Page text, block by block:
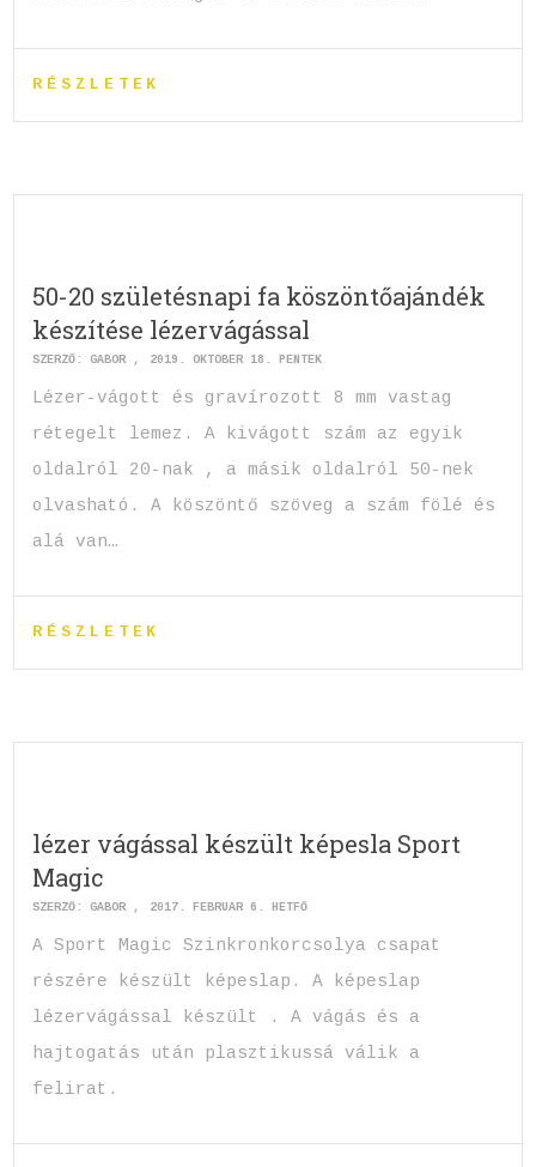
RÉSZLETEK
50-20 születésnapi fa köszöntőajándék
készítése lézervágással
SZERZŐ:GABOR 2019. OKTÓBER 18. PÉNTEK
Lézer-vágott és gravírozott 8 mm vastag
rétegelt lemez. A kivágott szám az egyik
oldalról 20-nak , a másik oldalról 50-nek
olvasható. A köszöntő szöveg a szám fölé és
alá van…
RÉSZLETEK
lézer vágással készült képesla Sport
Magic
SZERZŐ:GABOR 2017. FEBRUÁR 6. HÉTFŐ
A Sport Magic Szinkronkorcsolya csapat
részére készült képeslap. A képeslap
lézervágással készült . A vágás és a
hajtogatás után plasztikussá válik a
felirat.